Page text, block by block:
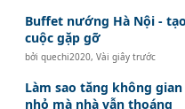
Buffet nướng Hà Nội -
cuộc gặp gỡ
bởiquechi2020,Vài giây trước
Làm sao tăng không
nhỏ mà nhà vẫn thoáng